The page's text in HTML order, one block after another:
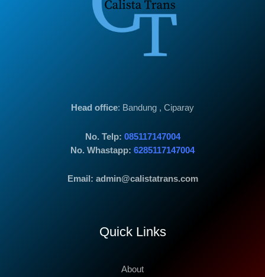
Head office: Bandung , Ciparay
No. Telp: 085117147004
No. Whastapp: 6285117147004
Email: admin@calistatrans.com
Quick Links
About